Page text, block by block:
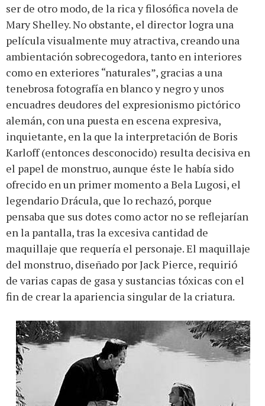
ser de otro modo, de la rica y filosófica novela de
Mary Shelley. No obstante, el director logra una
película visualmente muy atractiva, creando una
ambientación sobrecogedora, tanto en interiores
como en exteriores “naturales”, gracias a una
tenebrosa fotografía en blanco y negro y unos
encuadres deudores del expresionismo pictórico
alemán, con una puesta en escena expresiva,
inquietante, en la que la interpretación de Boris
Karloff (entonces desconocido) resulta decisiva en
el papel de monstruo, aunque éste le había sido
ofrecido en un primer momento a Bela Lugosi, el
legendario Drácula, que lo rechazó, porque
pensaba que sus dotes como actor no se reflejarían
en la pantalla, tras la excesiva cantidad de
maquillaje que requería el personaje. El maquillaje
del monstruo, diseñado por Jack Pierce, requirió
de varias capas de gasa y sustancias tóxicas con el
fin de crear la apariencia singular de la criatura.